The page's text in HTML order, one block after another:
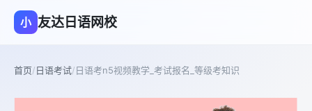
小 友达日语网校
首页/日语考试/日语考n5视频教学_考试报名_等级考知识